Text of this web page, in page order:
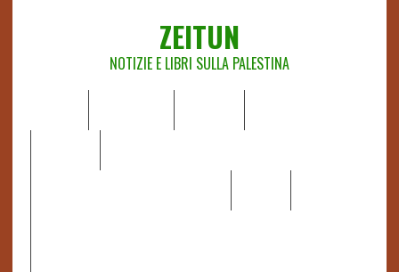
ZEITUN
NOTIZIE E LIBRI SULLA PALESTINA